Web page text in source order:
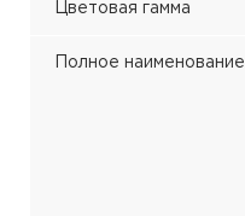
Цветовая гамма
Полное наименование